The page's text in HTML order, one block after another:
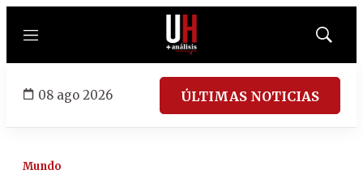
Menú
Mostrar
08 ago 2026 ÚLTIMAS NOTICIAS
Mundo